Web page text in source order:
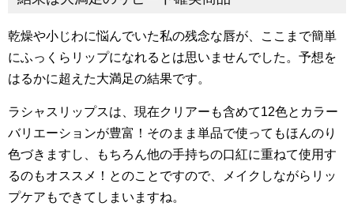
乾燥や小じわに悩んでいた私の残念な唇が、ここまで簡単
にふっくらリップになれるとは思いませんでした。予想を
はるかに超えた大満足の結果です。
ラシャスリップスは、現在クリアーも含めて12色とカラー
バリエーションが豊富！そのまま単品で使ってもほんのり
色づきますし、もちろん他の手持ちの口紅に重ねて使用す
るのもオススメ！とのことですので、メイクしながらリッ
プケアもできてしまいますね。